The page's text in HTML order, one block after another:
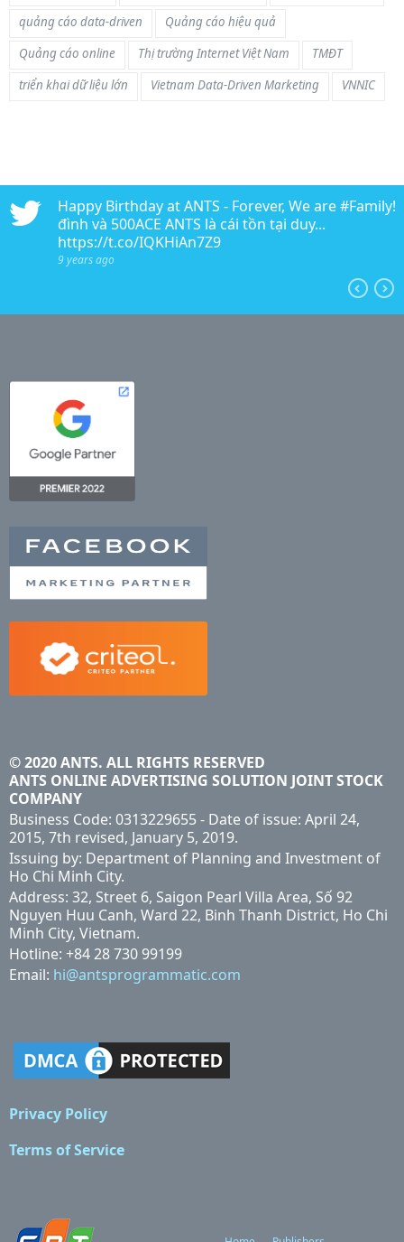
quảng cáo data-driven
Quảng cáo hiệu quả
Quảng cáo online
Thị trường Internet Việt Nam
TMĐT
triển khai dữ liệu lớn
Vietnam Data-Driven Marketing VNNIC
Happy Birthday at ANTS - Forever, We are
đình và 500ACE ANTS là cái tồn tại duy...
https://t.co/IQKHiAn7Z9
9 years ago
© 2020 ANTS. ALL RIGHTS RESERVED
ANTS ONLINE ADVERTISING SOLUTION JOINT STOCK
COMPANY
Business Code: 0313229655 - Date of issue: April 24,
2015, 7th revised, January 5, 2019.
Issuing by: Department of Planning and Investment of
Ho Chi Minh City.
Address: 32, Street 6, Saigon Pearl Villa Area, Số 92
Nguyen Huu Canh, Ward 22, Binh Thanh District, Ho Chi
Minh City, Vietnam.
Hotline: +84 28 730 99199
Email: hi@antsprogrammatic.com
Privacy Policy
Terms of Service